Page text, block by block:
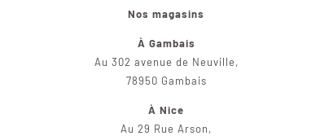
Nos magasins
À Gambais
Au 302 avenue de Neuville,
78950 Gambais
À Nice
Au 29 Rue Arson,